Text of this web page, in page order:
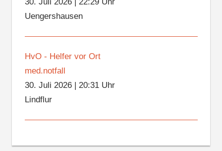
Uengershausen
HvO - Helfer vor Ort
med.notfall
30. Juli 2026| 20:31 Uhr
Lindflur